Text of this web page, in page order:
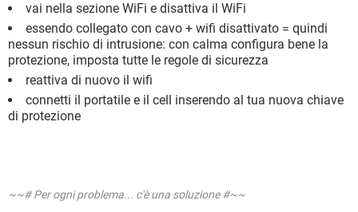
vai nella sezione WiFi e disattiva il WiFi
essendo collegato con cavo + wifi disattivato = quindi
nessun rischio di intrusione: con calma configura bene la
protezione, imposta tutte le regole di sicurezza
reattiva di nuovo il wifi
connetti il portatile e il cell inserendo al tua nuova chiave
di protezione
~~# Per ogni problema... c'è una soluzione #~~